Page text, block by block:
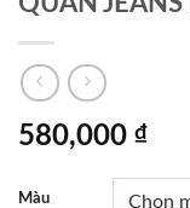
580,000 ₫
Màu